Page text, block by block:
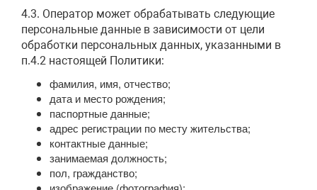
4.3. Оператор может обрабатывать следующие
персональные данные в зависимости от цели
обработки персональных данных, указанными в
п.4.2 настоящей Политики:
фамилия, имя, отчество;
дата и место рождения;
паспортные данные;
адрес регистрации по месту жительства;
контактные данные;
занимаемая должность;
пол, гражданство;